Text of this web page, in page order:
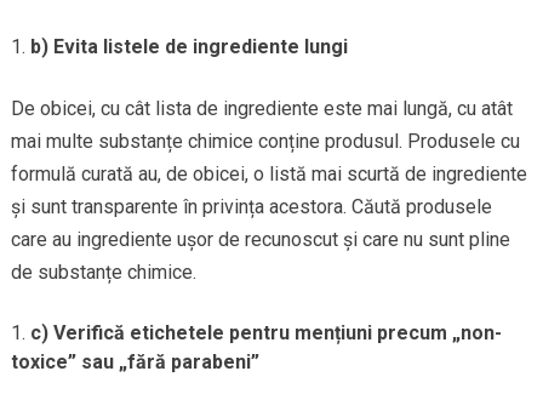
b) Evita listele de ingrediente lungi
De obicei, cu cât lista de ingrediente este mai lungă, cu atât
mai multe substanțe chimice conține produsul. Produsele cu
formulă curată au, de obicei, o listă mai scurtă de ingrediente
și sunt transparente în privința acestora. Căută produsele
care au ingrediente ușor de recunoscut și care nu sunt pline
de substanțe chimice.
c) Verifică etichetele pentru mențiuni precum „non-
toxice” sau „fără parabeni”